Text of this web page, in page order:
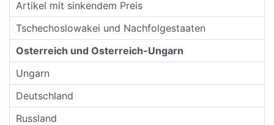
Artikel mit sinkendem Preis
Tschechoslowakei und Nachfolgestaaten
Osterreich und Osterreich-Ungarn
Ungarn
Deutschland
Russland